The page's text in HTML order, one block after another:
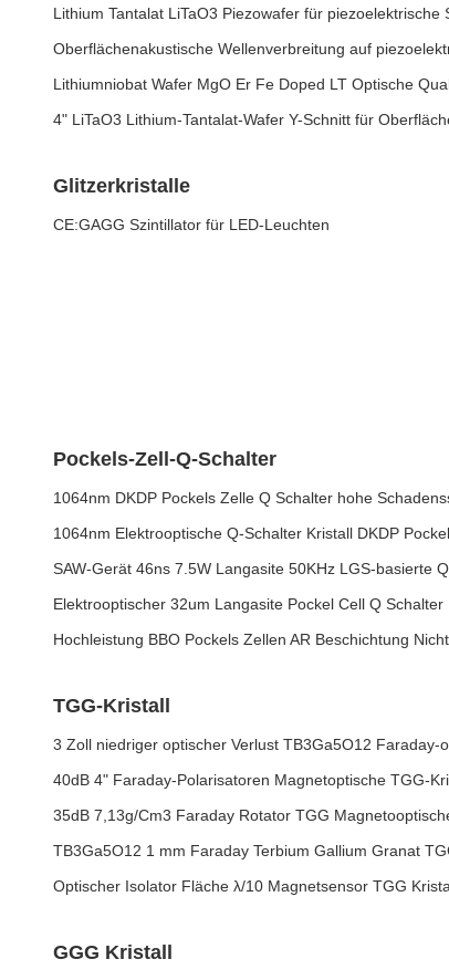
Lithium Tantalat LiTaO3 Piezowafer für piezoelektrische
Oberflächenakustische Wellenverbreitung auf
Lithiumniobat Wafer MgO Er Fe Doped LT Optische
4" LiTaO3 Lithium-Tantalat-Wafer Y-Schnitt für
Glitzerkristalle
CE:GAGG Szintillator für LED-Leuchten
Pockels-Zell-Q-Schalter
1064nm DKDP Pockels Zelle Q Schalter hohe
1064nm Elektrooptische Q-Schalter Kristall DKDP
SAW-Gerät 46ns 7.5W Langasite 50KHz LGS-basierte
Elektrooptischer 32um Langasite Pockel Cell Q Schalter
Hochleistung BBO Pockels Zellen AR Beschichtung
TGG-Kristall
3 Zoll niedriger optischer Verlust TB3Ga5O12 Faraday-
40dB 4" Faraday-Polarisatoren Magnetoptische TGG-
35dB 7,13g/Cm3 Faraday Rotator TGG
TB3Ga5O12 1 mm Faraday Terbium Gallium Granat
Optischer Isolator Fläche λ/10 Magnetsensor TGG
GGG Kristall